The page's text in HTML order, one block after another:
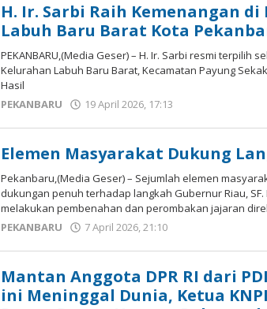
H. Ir. Sarbi Raih Kemenangan di
Labuh Baru Barat Kota
PEKANBARU,(Media Geser) – H. Ir. Sarbi resmi terpilih
Kelurahan Labuh Baru Barat, Kecamatan Payung
Hasil
PEKANBARU
19 April 2026, 17:13
Elemen Masyarakat Dukung
Pekanbaru,(Media Geser) – Sejumlah elemen
dukungan penuh terhadap langkah Gubernur Riau,
melakukan pembenahan dan perombakan jajaran
PEKANBARU
7 April 2026, 21:10
Mantan Anggota DPR RI dari
ini Meninggal Dunia, Ketua